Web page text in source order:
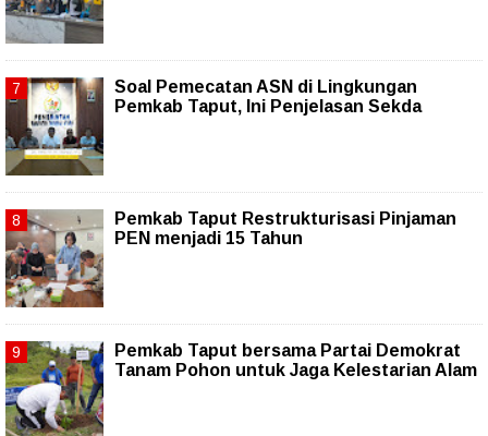
Soal Pemecatan ASN di Lingkungan
Pemkab Taput, Ini Penjelasan Sekda
Pemkab Taput Restrukturisasi Pinjaman
PEN menjadi 15 Tahun‎
Pemkab Taput bersama Partai Demokrat
Tanam Pohon untuk Jaga Kelestarian Alam